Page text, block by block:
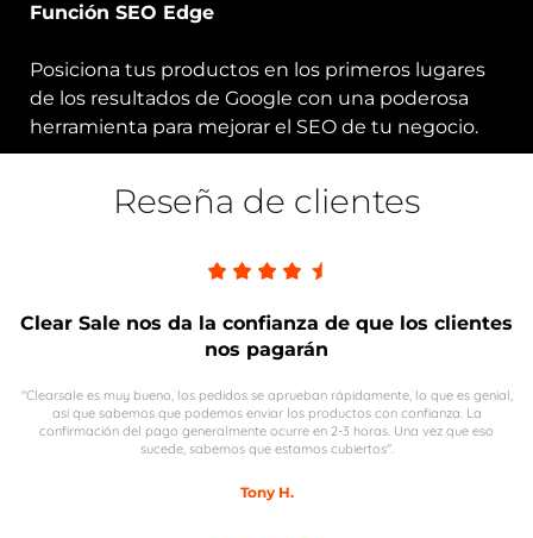
Función SEO Edge
Posiciona tus productos en los primeros lugares
de los resultados de Google con una poderosa
herramienta para mejorar el SEO de tu negocio.
Reseña de clientes
Clear Sale nos da la confianza de que los clientes
nos pagarán
"Clearsale es muy bueno, los pedidos se aprueban rápidamente, lo que es genial,
así que sabemos que podemos enviar los productos con confianza. La
confirmación del pago generalmente ocurre en 2-3 horas. Una vez que eso
sucede, sabemos que estamos cubiertos".
Tony H.